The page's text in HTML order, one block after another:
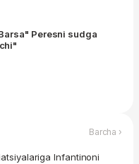
Peresni sudga
Barcha ›
Infantinoni